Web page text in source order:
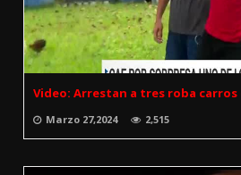
Video: Arrestan a tres roba carros
Marzo 27,2024 2,515